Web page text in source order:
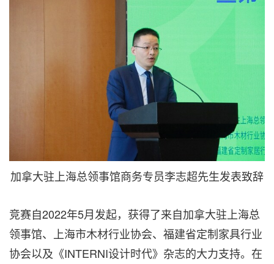
加拿大驻上海总领事馆商务专员李志超先生发表致辞
竞赛自2022年5月发起，获得了来自加拿大驻上海总
领事馆、上海市木材行业协会、福建省定制家具行业
协会以及《INTERNI设计时代》杂志的大力支持。在